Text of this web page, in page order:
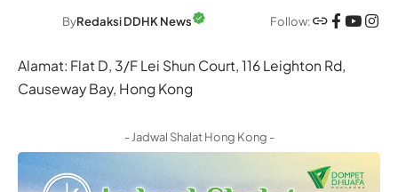
ByRedaksi DDHK News Follow:
Alamat: Flat D, 3/F Lei Shun Court, 116 Leighton Rd,
Causeway Bay, Hong Kong
- Jadwal Shalat Hong Kong -